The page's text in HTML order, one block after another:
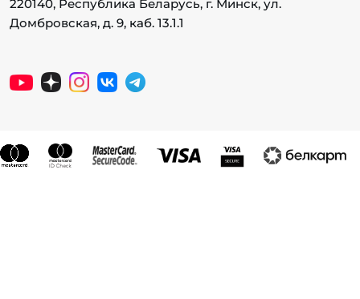
220140, Республика Беларусь, г. Минск, ул.
Домбровская, д. 9, каб. 13.1.1